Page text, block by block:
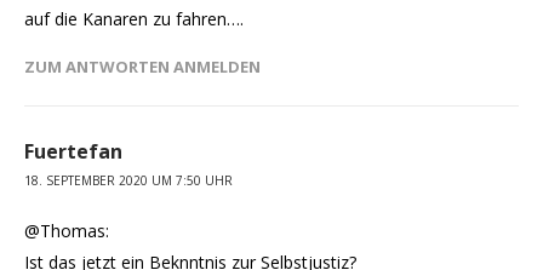
auf die Kanaren zu fahren….
ZUM ANTWORTEN ANMELDEN
Fuertefan
18. SEPTEMBER 2020 UM 7:50 UHR
@Thomas:
Ist das jetzt ein Beknntnis zur Selbstjustiz?